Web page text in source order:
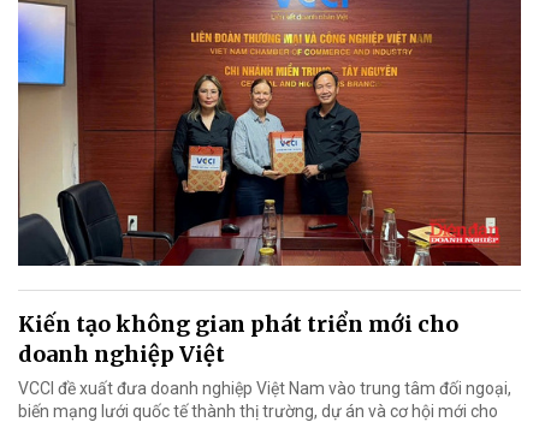
Kiến tạo không gian phát triển mới cho
doanh nghiệp Việt
VCCI đề xuất đưa doanh nghiệp Việt Nam vào trung tâm đối ngoại,
biến mạng lưới quốc tế thành thị trường, dự án và cơ hội mới cho